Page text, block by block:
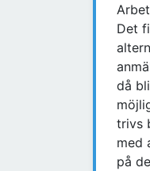
Det
då
trivs
med
på